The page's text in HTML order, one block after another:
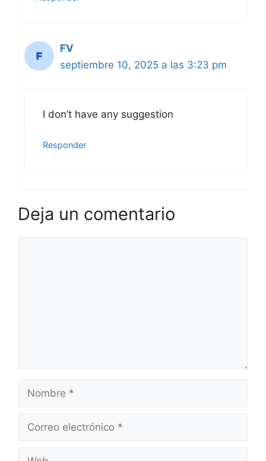
FV
septiembre 10, 2025 a las 3:23 pm
I don’t have any suggestion
Responder
Deja un comentario
Nombre
Correo
Web